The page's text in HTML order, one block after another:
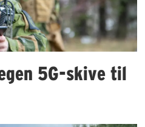
5G-skive til